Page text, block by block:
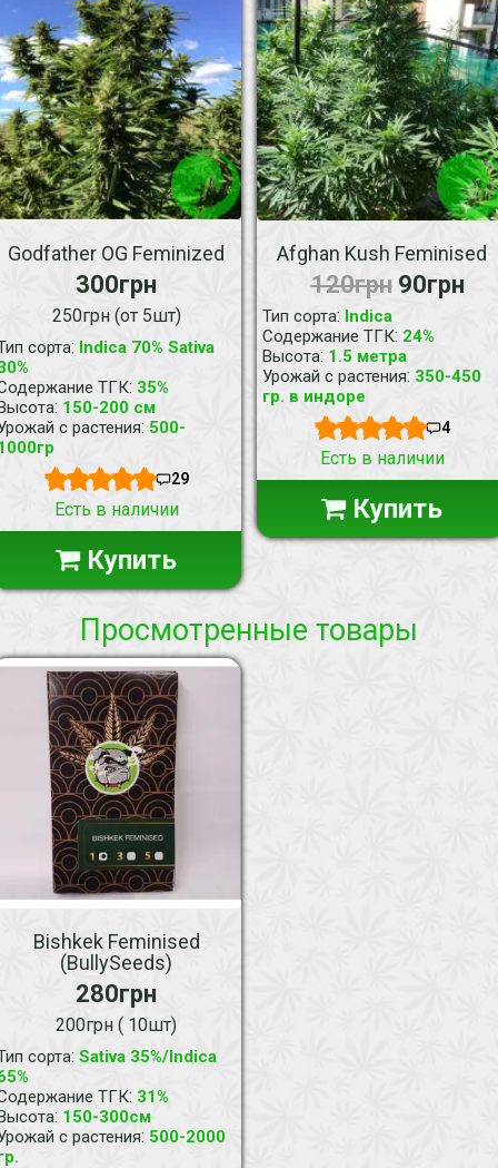
Godfather OG Feminized
300грн
250грн (от 5шт)
сорта: Indica 70% Sativa
ТГК: 35%
: 150-200 см
с растения: 500-
29
Есть в наличии
Купить
Afghan Kush Feminised
120грн 90грн
Тип сорта: Indica
Содержание ТГК: 24%
Высота: 1.5 метра
Урожай с растения: 350-450
гр. в индоре
4
Есть в наличии
Купить
Просмотренные товары
Bishkek Feminised
(BullySeeds)
280грн
200грн ( 10шт)
сорта: Sativa 35%/Indica
ТГК: 31%
: 150-300см
с растения: 500-2000